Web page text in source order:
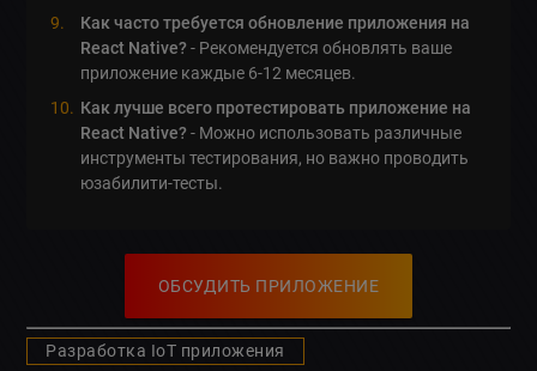
Как часто требуется обновление приложения на
React Native?- Рекомендуется обновлять ваше
приложение каждые 6-12 месяцев.
Как лучше всего протестировать приложение на
React Native?- Можно использовать различные
инструменты тестирования, но важно проводить
юзабилити-тесты.
ОБСУДИТЬ ПРИЛОЖЕНИЕ
Разработка IoT приложения